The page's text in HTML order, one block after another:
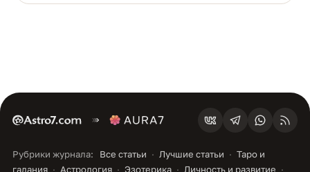
Рубрики журнала: Все статьи Лучшие статьи
Таро и
гадания
Астрология Эзотерика Личность и развитие